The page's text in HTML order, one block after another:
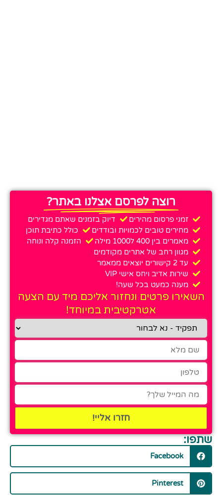
רוצה לפרסם אצלנו באתר?
זמני פרסום מהירים
דיוק בזמנים שאתם מגדירים
מחירים טובים לכמויות ובודדים
כולל כתיבת תוכן
מאמרים בין 400 ל1000 מילה
הזמנה קלה ונוחה
מגוון רחב של אתרים מקודמים
עד 2 קישורים יוצאים ממאמר
שירות אדיב ויחס אישי VIP
מענה כמעט בכל שעה!
השאירו פרטים ונחזור אליכם מיד עם הצעה
אטרקטיבית במיוחד!
חזרו אליי!
שתפו:
Facebook
Pinterest